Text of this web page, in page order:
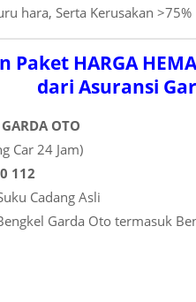
hara, Serta Kerusakan >75%
Paket HARGA
dari Asuransi
OTO
Car 24 Jam)
112
Cadang Asli
Garda Oto termasuk